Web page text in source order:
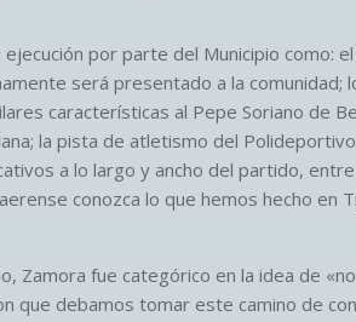
por parte del Municipio como:
será presentado a la comunidad;
características al Pepe Soriano de
la pista de atletismo del
a lo largo y ancho del partido,
conozca lo que hemos hecho en
Zamora fue categórico en la idea de
que debamos tomar este camino de